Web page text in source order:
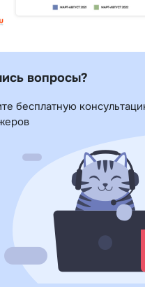
вопросы?
бесплатную